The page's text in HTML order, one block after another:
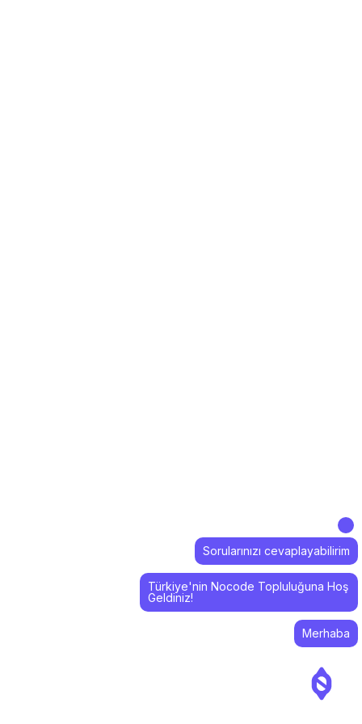
Merhaba
Türkiye'nin Nocode Topluluğuna Hoş
Geldiniz!
Sorularınızı cevaplayabilirim